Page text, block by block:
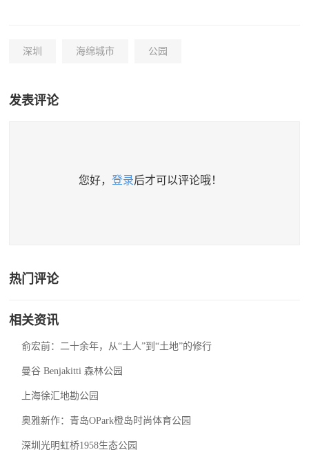
深圳 海绵城市 公园
发表评论
您好， 登录后才可以评论哦！
热门评论
相关资讯
俞宏前：二十余年，从“土人”到“土地”的修行
曼谷 Benjakitti 森林公园
上海徐汇地勘公园
奥雅新作：青岛OPark橙岛时尚体育公园
深圳光明虹桥1958生态公园